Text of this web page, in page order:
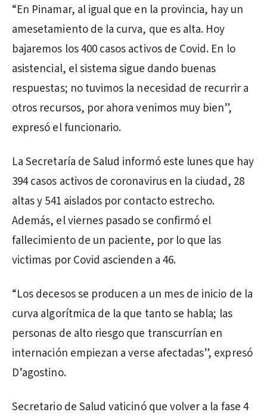
“En Pinamar, al igual que en la provincia, hay un
amesetamiento de la curva, que es alta. Hoy
bajaremos los 400 casos activos de Covid. En lo
asistencial, el sistema sigue dando buenas
respuestas; no tuvimos la necesidad de recurrir a
otros recursos, por ahora venimos muy bien”,
expresó el funcionario.
La Secretaría de Salud informó este lunes que hay
394 casos activos de coronavirus en la ciudad, 28
altas y 541 aislados por contacto estrecho.
Además, el viernes pasado se confirmó el
fallecimiento de un paciente, por lo que las
victimas por Covid ascienden a 46.
“Los decesos se producen a un mes de inicio de la
curva algorítmica de la que tanto se habla; las
personas de alto riesgo que transcurrían en
internación empiezan a verse afectadas”, expresó
D’agostino.
Secretario de Salud vaticinó que volver a la fase 4